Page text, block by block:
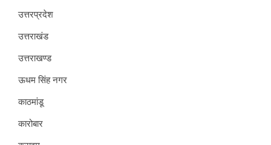
उत्तरप्रदेश
उत्तराखंड
उत्तराखण्ड
ऊधम सिंह नगर
काठमांडू
कारोबार